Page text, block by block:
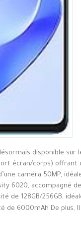
disponible sur
écran/corps)
caméra 50MP,
6020, accompagné
de 128GB/256GB,
de 6000mAh De plus,